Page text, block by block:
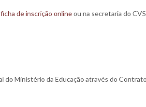
ficha de inscrição onlineou na secretaria do
do Ministério da Educação através do